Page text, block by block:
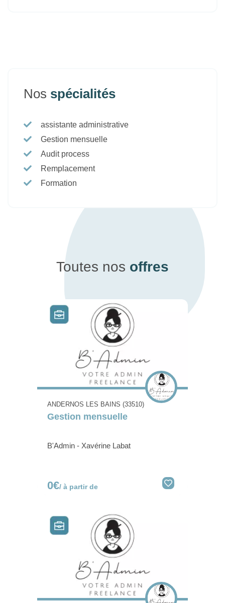
Nos spécialités
assistante administrative
Gestion mensuelle
Audit process
Remplacement
Formation
Toutes nos offres
ANDERNOS LES BAINS (33510)
Gestion mensuelle
B'Admin - Xavérine Labat
0€/ à partir de